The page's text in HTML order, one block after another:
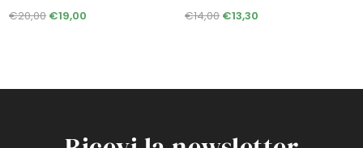
€20,00 €19,00
€14,00€13,30